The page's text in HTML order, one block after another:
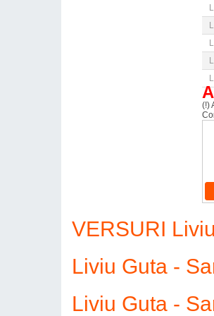
(!)
VERSURI
Liviu Guta -
Liviu Guta -